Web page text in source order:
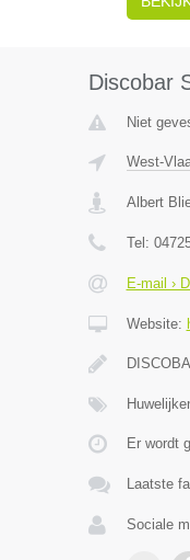
Discobar
Niet
West-
Albert
Tel:
E-mail ›
Website:
Er wordt
Laatste
Sociale